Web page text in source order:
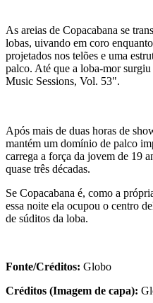
As areias de Copacabana se
lobas, uivando em coro
projetados nos telões e uma
palco. Até que a loba-mor
Music Sessions, Vol. 53".
Após mais de duas horas de
mantém um domínio de palco
carrega a força da jovem de 19
quase três décadas.
Se Copacabana é, como a
essa noite ela ocupou o centro
de súditos da loba.
Fonte/Créditos: Globo
Créditos (Imagem de capa):